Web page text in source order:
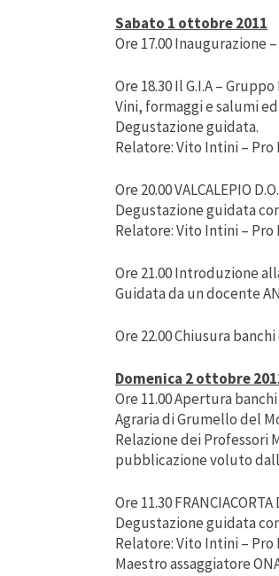
Sabato 1 ottobre 2011
Ore 17.00 Inaugurazione
Ore 18.30 Il G.I.A –
Vini, formaggi e salumi
Degustazione guidata.
Relatore: Vito Intini – Pro
Ore 20.00 VALCALEPIO
Degustazione guidata
Relatore: Vito Intini – Pro
Ore 21.00 Introduzione
Guidata da un docente
Ore 22.00 Chiusura banchi
Domenica 2 ottobre
Ore 11.00 Apertura
Agraria di Grumello del
Relazione dei Professori
pubblicazione voluto
Ore 11.30
Degustazione guidata
Relatore: Vito Intini – Pro
Maestro assaggiatore